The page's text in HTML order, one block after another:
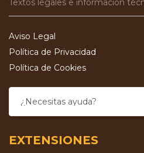
Textos legales e información
Aviso Legal
Política de Privacidad
Política de Cookies
¿Necesitas ayuda?
EXTENSIONES